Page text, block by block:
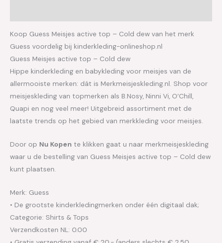
Koop Guess Meisjes active top – Cold dew van het merk
Guess voordelig bij kinderkleding-onlineshop.nl
Guess Meisjes active top – Cold dew
Hippe kinderkleding en babykleding voor meisjes van de
allermooiste merken: dát is Merkmeisjeskleding.nl. Shop voor
meisjeskleding van topmerken als B.Nosy, Ninni Vi, O’Chill,
Quapi en nog veel meer! Uitgebreid assortiment met de
laatste trends op het gebied van merkkleding voor meisjes.
Door op Nu Kopen te klikken gaat u naar merkmeisjeskleding
waar u de bestelling van Guess Meisjes active top – Cold dew
kunt plaatsen.
Merk: Guess
• De grootste kinderkledingmerken onder één digitaal dak;
Categorie: Shirts & Tops
Verzendkosten NL: 0.00